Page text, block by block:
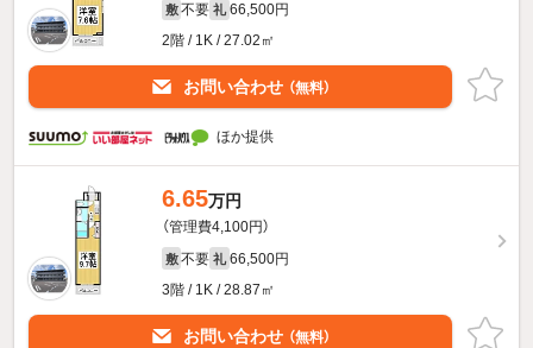
敷 不要 礼 66,500円
2階 / 1K / 27.02㎡
お問い合わせ （無料）
ほか提供
6.65万円
（管理費4,100円）
敷 不要 礼 66,500円
3階 / 1K / 28.87㎡
お問い合わせ （無料）